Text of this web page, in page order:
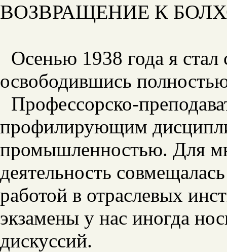
ВОЗВРАЩЕНИЕ К
Осенью 1938 года я
освободившись
Профессорско-
профилирующим
промышленностью. Для
деятельность
работой в отраслевых
экзамены у нас иногда
дискуссий.